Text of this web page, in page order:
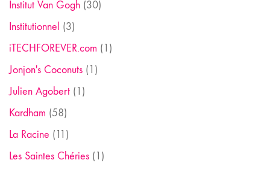
Institut Van Gogh (30)
Institutionnel (3)
iTECHFOREVER.com (1)
Jonjon's Coconuts (1)
Julien Agobert (1)
Kardham (58)
La Racine (11)
Les Saintes Chéries (1)